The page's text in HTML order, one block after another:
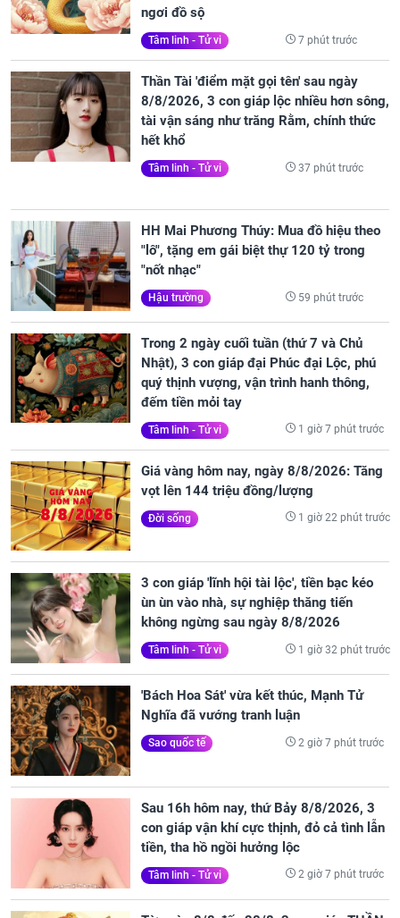
ngơi đồ sộ
Tâm linh - Tử vi 7 phút trước
Thần Tài 'điểm mặt gọi tên' sau ngày
8/8/2026, 3 con giáp lộc nhiều hơn sông,
tài vận sáng như trăng Rằm, chính thức
hết khổ
Tâm linh - Tử vi 37 phút trước
HH Mai Phương Thúy: Mua đồ hiệu theo
"lô", tặng em gái biệt thự 120 tỷ trong
"nốt nhạc"
Hậu trường 59 phút trước
Trong 2 ngày cuối tuần (thứ 7 và Chủ
Nhật), 3 con giáp đại Phúc đại Lộc, phú
quý thịnh vượng, vận trình hanh thông,
đếm tiền mỏi tay
Tâm linh - Tử vi 1 giờ 7 phút trước
Giá vàng hôm nay, ngày 8/8/2026: Tăng
vọt lên 144 triệu đồng/lượng
Đời sống 1 giờ 22 phút trước
3 con giáp 'lĩnh hội tài lộc', tiền bạc kéo
ùn ùn vào nhà, sự nghiệp thăng tiến
không ngừng sau ngày 8/8/2026
Tâm linh - Tử vi 1 giờ 32 phút trước
'Bách Hoa Sát' vừa kết thúc, Mạnh Tử
Nghĩa đã vướng tranh luận
Sao quốc tế 2 giờ 7 phút trước
Sau 16h hôm nay, thứ Bảy 8/8/2026, 3
con giáp vận khí cực thịnh, đỏ cả tình lẫn
tiền, tha hồ ngồi hưởng lộc
Tâm linh - Tử vi 2 giờ 7 phút trước